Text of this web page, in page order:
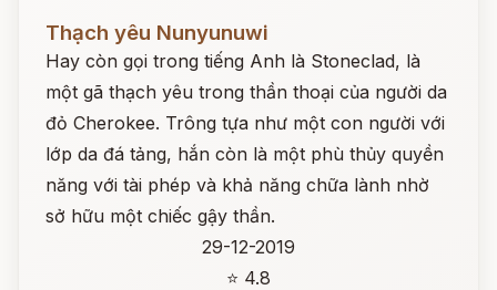
Thạch yêu Nunyunuwi
Hay còn gọi trong tiếng Anh là Stoneclad, là
một gã thạch yêu trong thần thoại của người da
đỏ Cherokee. Trông tựa như một con người với
lớp da đá tảng, hắn còn là một phù thủy quyền
năng với tài phép và khả năng chữa lành nhờ
sở hữu một chiếc gậy thần.
29-12-2019
⭐ 4.8